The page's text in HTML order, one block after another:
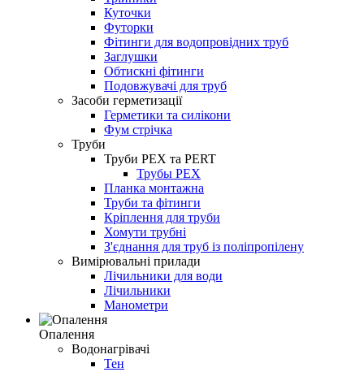
Куточки
Футорки
Фітинги для водопровідних труб
Заглушки
Обтискні фітинги
Подовжувачі для труб
Засоби герметизації
Герметики та силікони
Фум стрічка
Труби
Труби PEX та PERT
Трубы PEX
Планка монтажна
Труби та фітинги
Кріплення для труби
Хомути трубні
З'єднання для труб із поліпропілену
Вимірювальні прилади
Лічильники для води
Лічильники
Манометри
Опалення
Водонагрівачі
Тен